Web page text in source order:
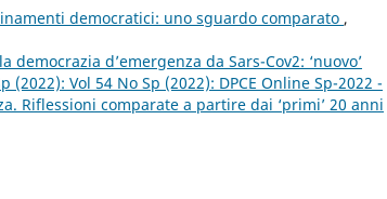
democratici: uno sguardo comparato ,
d’emergenza da Sars-Cov2: ‘nuovo’
(2022): Vol 54 No Sp (2022): DPCE Online Sp-2022 -
Riflessioni comparate a partire dai ‘primi’ 20 anni